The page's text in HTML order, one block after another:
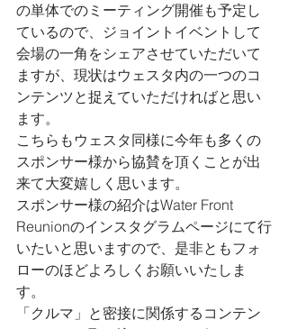
の単体でのミーティング開催も予定し
ているので、ジョイントイベントして
会場の一角をシェアさせていただいて
ますが、現状はウェスタ内の一つのコ
ンテンツと捉えていただければと思い
ます。
こちらもウェスタ同様に今年も多くの
スポンサー様から協賛を頂くことが出
来て大変嬉しく思います。
スポンサー様の紹介はWater Front
Reunionのインスタグラムページにて行
いたいと思いますので、是非ともフォ
ローのほどよろしくお願いいたしま
す。
「クルマ」と密接に関係するコンテン